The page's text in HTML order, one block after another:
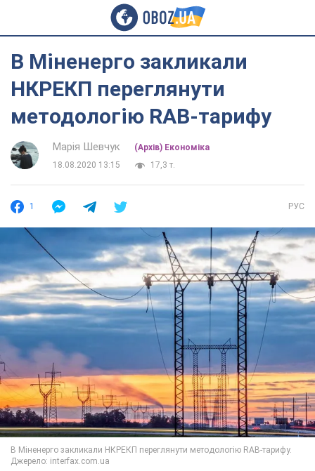
В Міненерго закликали
НКРЕКП переглянути
методологію RAB-тарифу
Марія Шевчук
(Архів) Економіка
18.08.2020 13:15
17,3 т.
1 РУС